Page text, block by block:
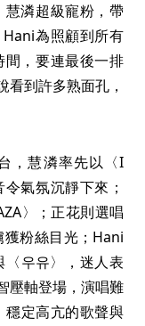
慧潾超級寵粉，帶
為照顧到所有
，要連最後一排
看到許多熟面孔，
，慧潾率先以〈I
氣氛沉靜下來；
〉；正花則選唱
粉絲目光；Hani
〈우유〉，迷人表
壓軸登場，演唱難
穩定高亢的歌聲與